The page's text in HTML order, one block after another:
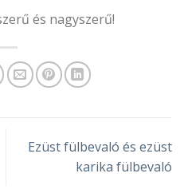
és nagyszerű!
Ezüst fülbevaló és ezüst
karika fülbevaló